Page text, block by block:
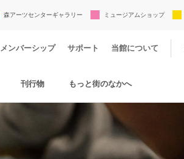
森アーツセンターギャラリー ミュージアムショップ
メンバーシップ サポート 当館について
刊行物 もっと街のなかへ